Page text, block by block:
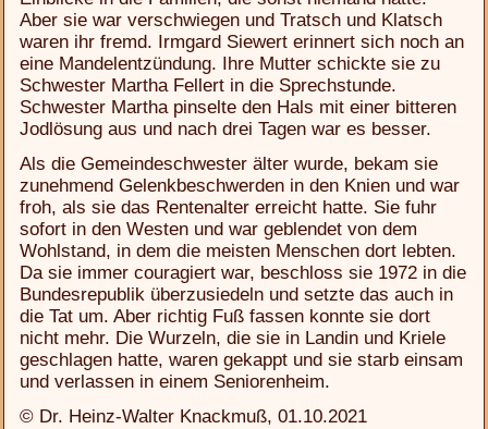
Aber sie war verschwiegen und Tratsch und Klatsch
waren ihr fremd. Irmgard Siewert erinnert sich noch an
eine Mandelentzündung. Ihre Mutter schickte sie zu
Schwester Martha Fellert in die Sprechstunde.
Schwester Martha pinselte den Hals mit einer bitteren
Jodlösung aus und nach drei Tagen war es besser.
Als die Gemeindeschwester älter wurde, bekam sie
zunehmend Gelenkbeschwerden in den Knien und war
froh, als sie das Rentenalter erreicht hatte. Sie fuhr
sofort in den Westen und war geblendet von dem
Wohlstand, in dem die meisten Menschen dort lebten.
Da sie immer couragiert war, beschloss sie 1972 in die
Bundesrepublik überzusiedeln und setzte das auch in
die Tat um. Aber richtig Fuß fassen konnte sie dort
nicht mehr. Die Wurzeln, die sie in Landin und Kriele
geschlagen hatte, waren gekappt und sie starb einsam
und verlassen in einem Seniorenheim.
© Dr. Heinz-Walter Knackmuß, 01.10.2021